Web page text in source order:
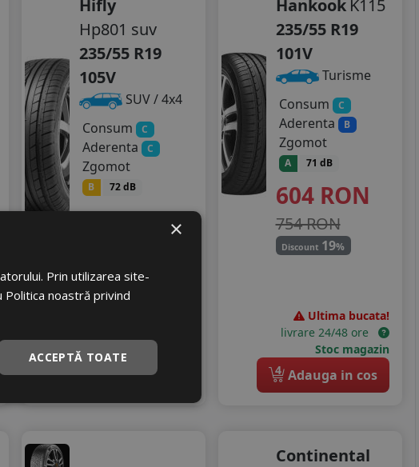
Hifly
Hp801 suv
235/55 R19
105V
SUV / 4x4
Consum
C
Aderenta C
Zgomot
B 72 dB
391RON
Discount 26
Stoc magazin
Adauga in cos
Hankook K115
235/55 R19
101V
Turisme
Consum
C
Aderenta B
Zgomot
A 71 dB
604 RON
754 RON
Discount 19%
Ultima bucata!
livrare 24/48 ore
Stoc magazin
4 Adauga in cos
Continental
×
Prin utilizarea site-
noastră privind
ACCEPTĂ TOATE